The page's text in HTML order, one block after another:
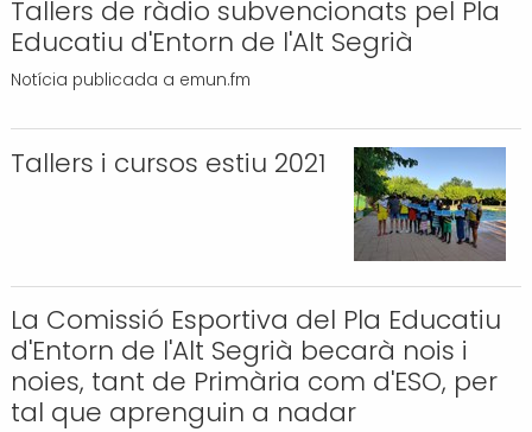
Transport i mobilitat
Tallers de ràdio subvencionats pel Pla
Educatiu d'Entorn de l'Alt Segrià
Notícia publicada a emun.fm
Tallers i cursos estiu 2021
La Comissió Esportiva del Pla Educatiu
d'Entorn de l'Alt Segrià becarà nois i
noies, tant de Primària com d'ESO, per
tal que aprenguin a nadar